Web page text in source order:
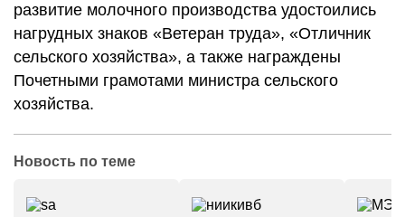
развитие молочного производства удостоились
нагрудных знаков «Ветеран труда», «Отличник
сельского хозяйства», а также награждены
Почетными грамотами министра сельского
хозяйства.
Новость по теме